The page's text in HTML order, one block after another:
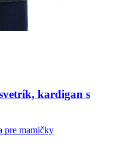
kardigan s
pre mamičky